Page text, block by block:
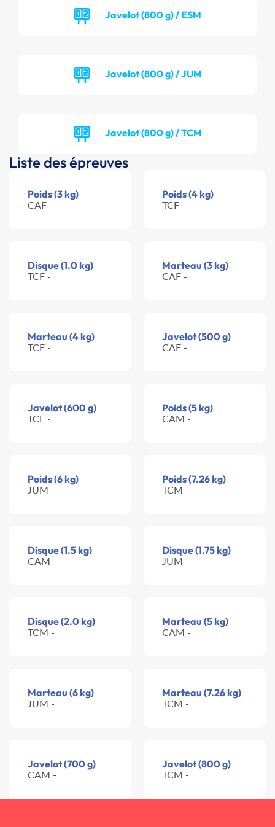
Javelot (800 g) / ESM
Javelot (800 g) / JUM
Javelot (800 g) / TCM
Liste des épreuves
Poids (3 kg)
CAF -
Poids (4 kg)
TCF -
Disque (1.0 kg)
TCF -
Marteau (3 kg)
CAF -
Marteau (4 kg)
TCF -
Javelot (500 g)
CAF -
Javelot (600 g)
TCF -
Poids (5 kg)
CAM -
Poids (6 kg)
JUM -
Poids (7.26 kg)
TCM -
Disque (1.5 kg)
CAM -
Disque (1.75 kg)
JUM -
Disque (2.0 kg)
TCM -
Marteau (5 kg)
CAM -
Marteau (6 kg)
JUM -
Marteau (7.26 kg)
TCM -
Javelot (700 g)
CAM -
Javelot (800 g)
TCM -